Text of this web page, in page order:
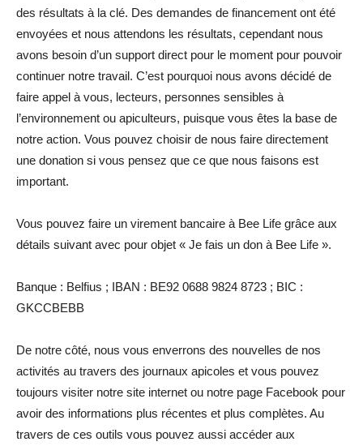
des résultats à la clé. Des demandes de financement ont été
envoyées et nous attendons les résultats, cependant nous
avons besoin d’un support direct pour le moment pour pouvoir
continuer notre travail. C’est pourquoi nous avons décidé de
faire appel à vous, lecteurs, personnes sensibles à
l’environnement ou apiculteurs, puisque vous êtes la base de
notre action. Vous pouvez choisir de nous faire directement
une donation si vous pensez que ce que nous faisons est
important.
Vous pouvez faire un virement bancaire à Bee Life grâce aux
détails suivant avec pour objet « Je fais un don à Bee Life ».
Banque : Belfius ; IBAN : BE92 0688 9824 8723 ; BIC :
GKCCBEBB
De notre côté, nous vous enverrons des nouvelles de nos
activités au travers des journaux apicoles et vous pouvez
toujours visiter notre site internet ou notre page Facebook pour
avoir des informations plus récentes et plus complètes. Au
travers de ces outils vous pouvez aussi accéder aux